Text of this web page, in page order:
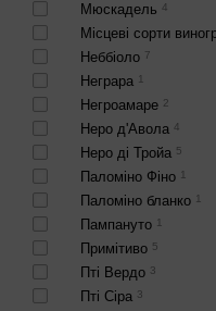
Мюскадель 4
Місцеві сорти
Неббіоло 7
Неграра 1
Негроамаре 2
Неро д'Авола 4
Неро ді Тройа 5
Паломіно Фіно 1
Паломіно бланко 1
Пампануто 1
Примітиво 5
Пті Вердо 3
Пті Сіра 3